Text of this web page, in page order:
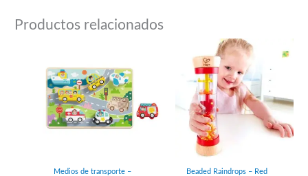
Productos relacionados
Medios de transporte –
Beaded Raindrops – Red